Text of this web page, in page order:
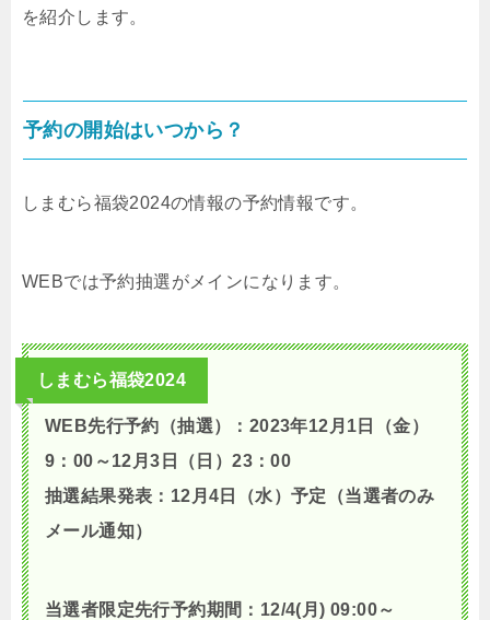
を紹介します。
予約の開始はいつから？
しまむら福袋2024の情報の予約情報です。
WEBでは予約抽選がメインになります。
しまむら福袋2024
WEB先行予約（抽選）：2023年12月1日（金）
9：00～12月3日（日）23：00
抽選結果発表：12月4日（水）予定（当選者のみ
メール通知）
当選者限定先行予約期間：12/4(月) 09:00～